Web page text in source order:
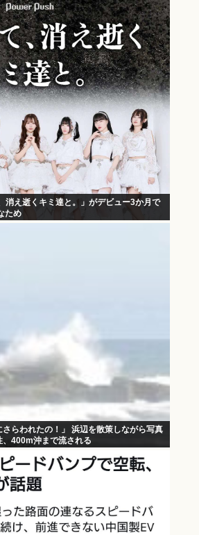
え逝くキミ達と。」がデビュー3か月で
ため
らわれたの！」 浜辺を散策しながら写真
、400m沖まで流される